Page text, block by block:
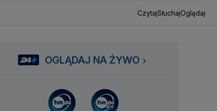
CzytajSłuchajOglądaj
OGLĄDAJ NA ŻYWO